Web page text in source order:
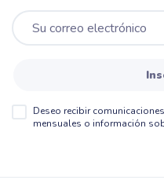
Deseo recibir
mensuales o información